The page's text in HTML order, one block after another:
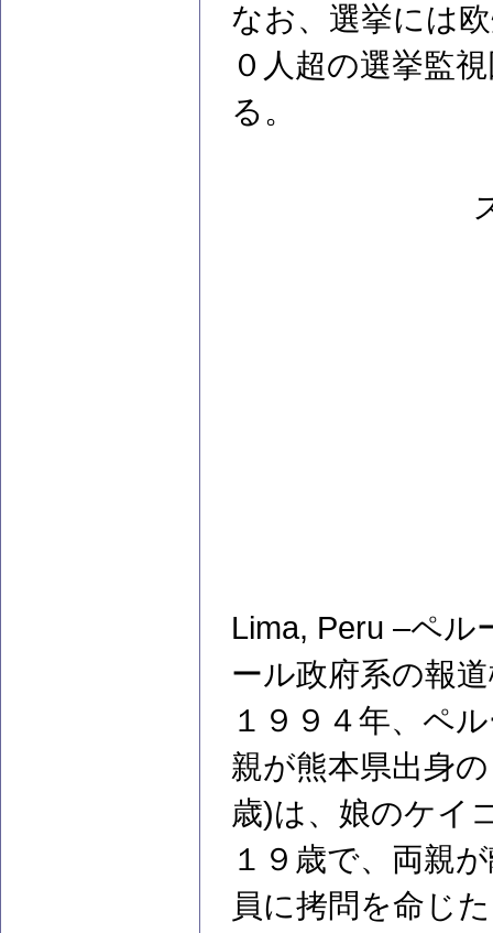
なお、選挙には
０人超の選挙監
る。
Lima, Peru –ペ
ール政府系の報
１９９４年、ペ
親が熊本県出身
歳)は、娘のケイ
１９歳で、両親
員に拷問を命じ